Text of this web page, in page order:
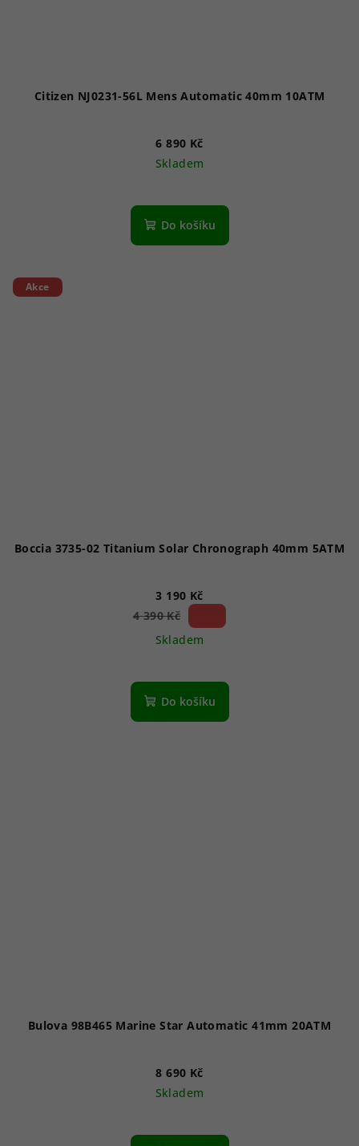
Citizen NJ0231-56L Mens Automatic 40mm 10ATM
6 890 Kč
Skladem
Do košíku
Akce
Boccia 3735-02 Titanium Solar Chronograph 40mm 5ATM
3 190 Kč
4 390 Kč
Skladem
Do košíku
Bulova 98B465 Marine Star Automatic 41mm 20ATM
8 690 Kč
Skladem